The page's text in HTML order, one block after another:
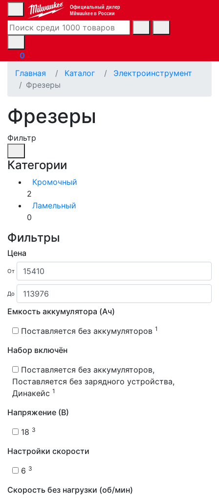
Официальный дилер
Milwaukee в России
0
Главная
Каталог
Электроинструмент
Фрезеры
Фрезеры
Фильтр
Категории
Кромочный
2
Ламельный
0
Фильтры
Цена
От
До
Емкость аккумулятора (Ач)
Поставляется без аккумуляторов 1
Набор включён
Поставляется без аккумуляторов,
Поставляется без зарядного устройства,
Динакейс 1
Напряжение (В)
18 3
Настройки скорости
6 3
Скорость без нагрузки (об/мин)